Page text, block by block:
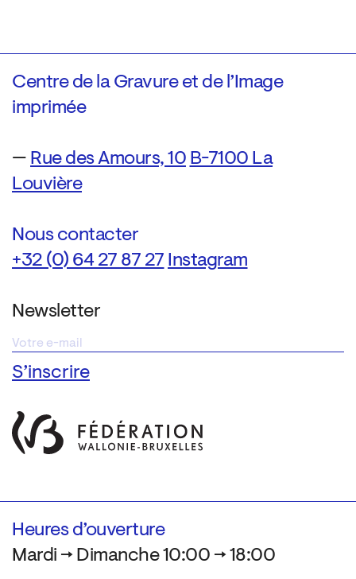
Centre de la Gravure et de l’Image
imprimée
— Rue des Amours, 10 B-7100 La
Louvière
Nous contacter
+32 (0) 64 27 87 27 Instagram
Newsletter
Heures d’ouverture
Mardi → Dimanche 10:00 → 18:00